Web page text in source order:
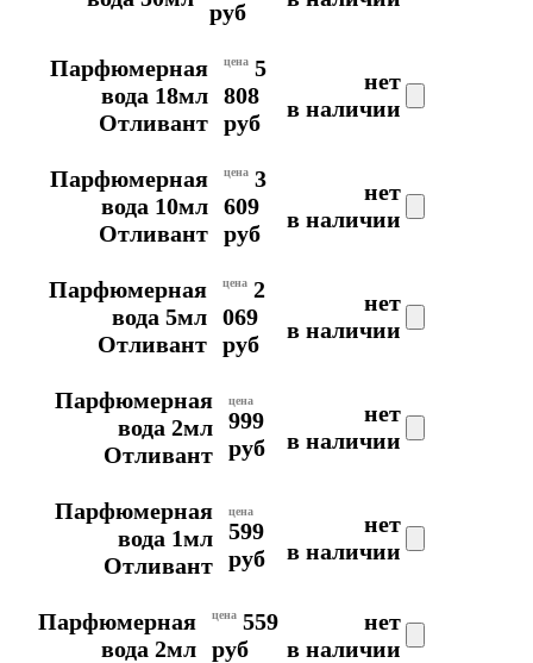
руб
Парфюмерная
вода 18мл
Отливант
цена 5
808
руб
нет
в наличии
Парфюмерная
вода 10мл
Отливант
цена 3
609
руб
нет
в наличии
Парфюмерная
вода 5мл
Отливант
цена 2
069
руб
нет
в наличии
Парфюмерная
вода 2мл
Отливант
цена
999
руб
нет
в наличии
Парфюмерная
вода 1мл
Отливант
цена
599
руб
нет
в наличии
Парфюмерная
вода 2мл
цена 559
руб
нет
в наличии